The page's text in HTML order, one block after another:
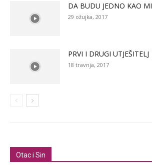
DA BUDU JEDNO KAO MI
29 ožujka, 2017
PRVI I DRUGI UTJEŠITELJ
18 travnja, 2017
Otac i Sin